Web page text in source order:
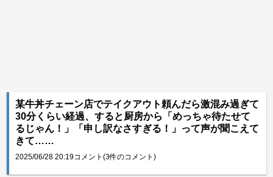
某牛丼チェーン店でテイクアウト頼んだら激混み過ぎて
30分くらい経過、すると厨房から「めっちゃ待たせて
るじゃん！」「申し訳なさすぎる！」って声が聞こえて
きて……
2025/06/28 20:19コメント(3件のコメント)